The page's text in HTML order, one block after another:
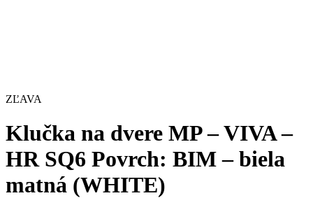
ZĽAVA
Klučka na dvere MP – VIVA –
HR SQ6 Povrch: BIM – biela
matná (WHITE)